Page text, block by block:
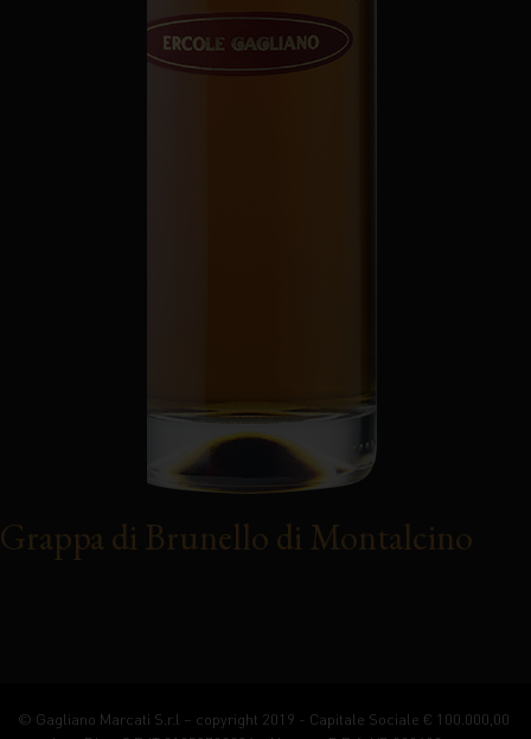
Grappa di Brunello di Montalcino
© Gagliano Marcati S.r.l – copyright 2019 - Capitale Sociale € 100.000,00